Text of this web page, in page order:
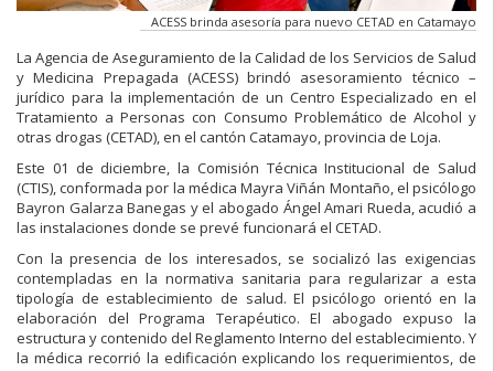
ACESS brinda asesoría para nuevo CETAD en Catamayo
La Agencia de Aseguramiento de la Calidad de los Servicios de Salud
y Medicina Prepagada (ACESS) brindó asesoramiento técnico –
jurídico para la implementación de un Centro Especializado en el
Tratamiento a Personas con Consumo Problemático de Alcohol y
otras drogas (CETAD), en el cantón Catamayo, provincia de Loja.
Este 01 de diciembre, la Comisión Técnica Institucional de Salud
(CTIS), conformada por la médica Mayra Viñán Montaño, el psicólogo
Bayron Galarza Banegas y el abogado Ángel Amari Rueda, acudió a
las instalaciones donde se prevé funcionará el CETAD.
Con la presencia de los interesados, se socializó las exigencias
contempladas en la normativa sanitaria para regularizar a esta
tipología de establecimiento de salud. El psicólogo orientó en la
elaboración del Programa Terapéutico. El abogado expuso la
estructura y contenido del Reglamento Interno del establecimiento. Y
la médica recorrió la edificación explicando los requerimientos, de